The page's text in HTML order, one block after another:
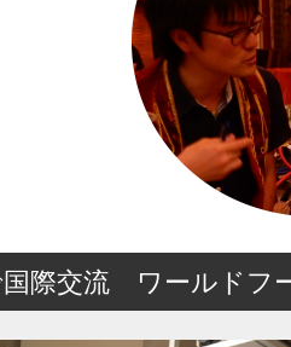
国際交流 ワールドフ